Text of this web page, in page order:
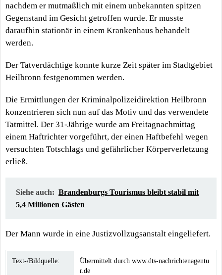
nachdem er mutmaßlich mit einem unbekannten spitzen
Gegenstand im Gesicht getroffen wurde. Er musste
daraufhin stationär in einem Krankenhaus behandelt
werden.
Der Tatverdächtige konnte kurze Zeit später im Stadtgebiet
Heilbronn festgenommen werden.
Die Ermittlungen der Kriminalpolizeidirektion Heilbronn
konzentrieren sich nun auf das Motiv und das verwendete
Tatmittel. Der 31-Jährige wurde am Freitagnachmittag
einem Haftrichter vorgeführt, der einen Haftbefehl wegen
versuchten Totschlags und gefährlicher Körperverletzung
erließ.
Siehe auch: Brandenburgs Tourismus bleibt stabil mit
5,4 Millionen Gästen
Der Mann wurde in eine Justizvollzugsanstalt eingeliefert.
Text-/Bildquelle:
Übermittelt durch www.dts-nachrichtenagentu
r.de